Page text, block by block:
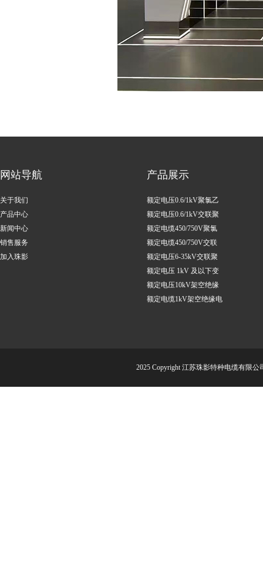
网站导航
关于我们
产品中心
新闻中心
销售服务
加入珠影
产品展示
额定电压0.6/1kV聚氯乙
烯绝缘电力电缆
额定电压0.6/1kV交联聚
乙烯绝缘电力电缆
额定电缆450/750V聚氯
乙烯绝缘控制电缆
额定电缆450/750V交联
聚乙烯绝缘控制电缆
额定电压6-35kV交联聚
乙烯绝缘电力电缆
额定电压 1kV 及以下变
频调速用电缆
额定电压10kV架空绝缘
电缆
额定电缆1kV架空绝缘电
2025 Copyright 江苏珠影特种电缆有限